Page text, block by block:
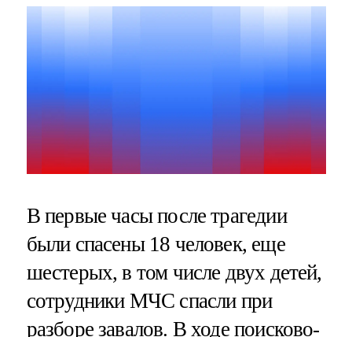
В первые часы после трагедии
были спасены 18 человек, еще
шестерых, в том числе двух детей,
сотрудники МЧС спасли при
разборе завалов. В ходе поисково-